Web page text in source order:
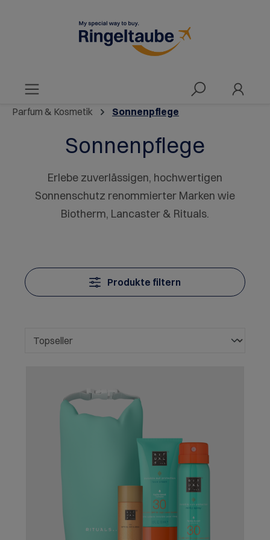
Parfum & Kosmetik Sonnenpflege
Sonnenpflege
Erlebe zuverlässigen, hochwertigen
Sonnenschutz renommierter Marken wie
Biotherm, Lancaster & Rituals.
Produkte filtern